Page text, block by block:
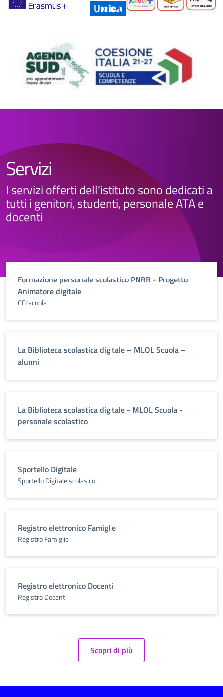
Servizi
I servizi offerti dell'istituto sono dedicati a
tutti i genitori, studenti, personale ATA e
docenti
Formazione personale scolastico PNRR - Progetto
Animatore digitale
CFI scuola
La Biblioteca scolastica digitale – MLOL Scuola –
alunni
La Biblioteca scolastica digitale - MLOL Scuola -
personale scolastico
Sportello Digitale
Sportello Digitale scolasico
Registro elettronico Famiglie
Registro Famiglie
Registro elettronico Docenti
Registro Docenti
Scopri di più